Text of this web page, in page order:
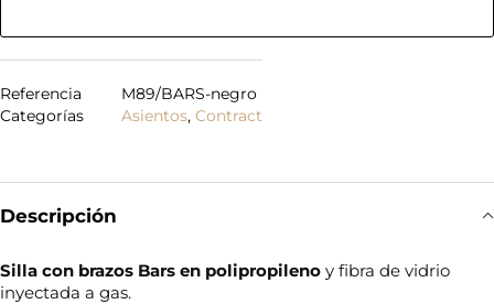
Referencia
M89/BARS-negro
Categorías
Asientos, Contract
Descripción
Silla con brazos Bars en polipropileno y fibra de vidrio
inyectada a gas.